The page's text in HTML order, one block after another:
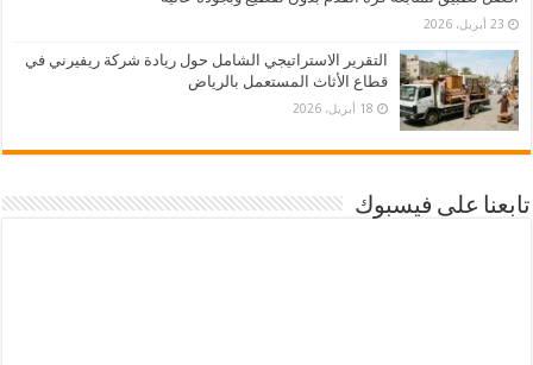
23 أبريل، 2026
التقرير الاستراتيجي الشامل حول ريادة شركة ريفيرني في
قطاع الأثاث المستعمل بالرياض
18 أبريل، 2026
تابعنا على فيسبوك